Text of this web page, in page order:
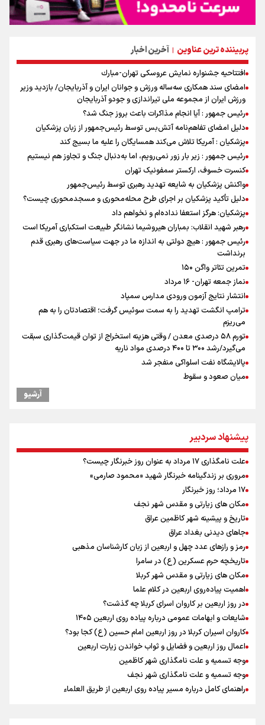
پربیننده ترین عناوین | آخرین اخبار
افتتاحیه جشنواره نمايش عروسكى تهران-مبارك
امضای سند همکاری سه‌ساله ورزش و جوانان ایران و آذربایجان/ بازدید وزیر
ورزش ایران از مجموعه ملی تیراندازی و جودو آذربایجان
رئیس جمهور : آیا انجام مذاکرات باعث بروز جنگ شد؟
دلیل امضای تفاهم‌نامه آتش‌بس توسط رئیس‌جمهور از زبان پزشکیان
پزشکیان : آمریکا تلاش می‌کند همسایگان را علیه ما بسیج کند
رئیس جمهور : زیر بار زور نمی‌رویم، اما به‌دنبال جنگ و تجاوز هم نیستیم
کنسرت خسوف، ارکستر سمفونیک تهران
واکنش پزشکیان به شایعه تهدید رهبری توسط رئیس‌جمهور
دلیل تأکید پزشکیان بر اجرای طرح محله‌محوری و مسجدمحوری چیست؟
پزشکیان: هرگز استعفا نداده‌ام و نخواهم داد
رهبر شهید انقلاب: بمباران هیروشیما نشانگر طبیعت استکباری آمریکا است
رئیس جمهور : هیچ دولتی به اندازه ما در جهت سیاست‌های رهبری قدم
برنداشت
تمرین تئاتر واگن ۱۵۰
نماز جمعه تهران- ۱۶ مرداد
انتشار نتایج آزمون ورودی مدارس سمپاد
ترامپ انگشت تهدید را به سمت سوئیس گرفت؛ اقتصادتان را به هم
می‌ریزم
تورم ۵۸ درصدی معدن / وقتی هزینه استخراج از توان قیمت‌گذاری سبقت
می‌گیرد/رشد ۳۰۰ تا ۴۰۰ درصدی مواد ناریه
پالایشگاه نفت اسلواکی منفجر شد
میان صعود و سقوط
وزیر ورزش و جوانان ایران از مرکز ملی جودوی جمهوری آذربایجان بازدید
بازدید وزیر ورزش ایران از مجموعه ملی تیراندازی باکو یکی از مجهزترین
مراکز تیراندازی منطقه
افزایش تعداد قربانیان تیراندازی در مدرسه تایلندی
ورزشکاران سنگنوردی
یمن، ایستاده در برابر تحریم و تجاوز
آرشیو
پیشنهاد سردبیر
علت نامگذاری ۱۷ مرداد به عنوان روز خبرنگار چیست؟
مروری بر زندگینامه خبرنگار شهید «محمود صارمی»
۱۷ مرداد؛ روز خبرنگار
مکان های زیارتی و مقدس شهر نجف
تاریخ و پیشینه شهر کاظمین عراق
جاهای دیدنی بغداد عراق
رمز و رازهای عدد چهل و اربعین از زبان کارشناسان مذهبی
تاریخچه حرم عسکرین (ع) در سامرا
مکان های زیارتی و مقدس شهر کربلا
اهمیت پیاده‌روی اربعین در کلام علما
در روز اربعین بر کاروان اسرای کربلا چه گذشت؟
شایعات و ابهامات عمومی درباره پیاده روی اربعین ۱۴۰۵
کاروان اسیران کربلا در روز اربعین امام حسین (ع) کجا بود؟
اعمال روز اربعین و فضایل و ثواب خواندن زیارت اربعین
وجه تسمیه و علت نامگذاری شهر کاظمین
وجه تسمیه و علت نامگذاری شهر نجف
راهنمای کامل درباره مسیر پیاده روی اربعین از طریق العلماء